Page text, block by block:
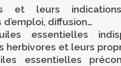
et leurs
diffusion…
essentielles
herbivores et leurs
essentielles